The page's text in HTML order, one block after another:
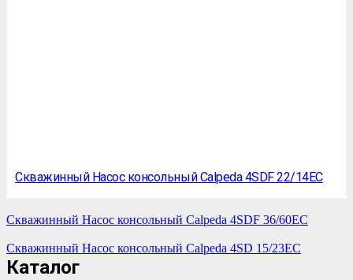
Скважинный Насос консольный Calpeda 4SDF 22/14EC
Скважинный Насос консольный Calpeda 4SDF 36/60EC
Скважинный Насос консольный Calpeda 4SD 15/23EC
Каталог